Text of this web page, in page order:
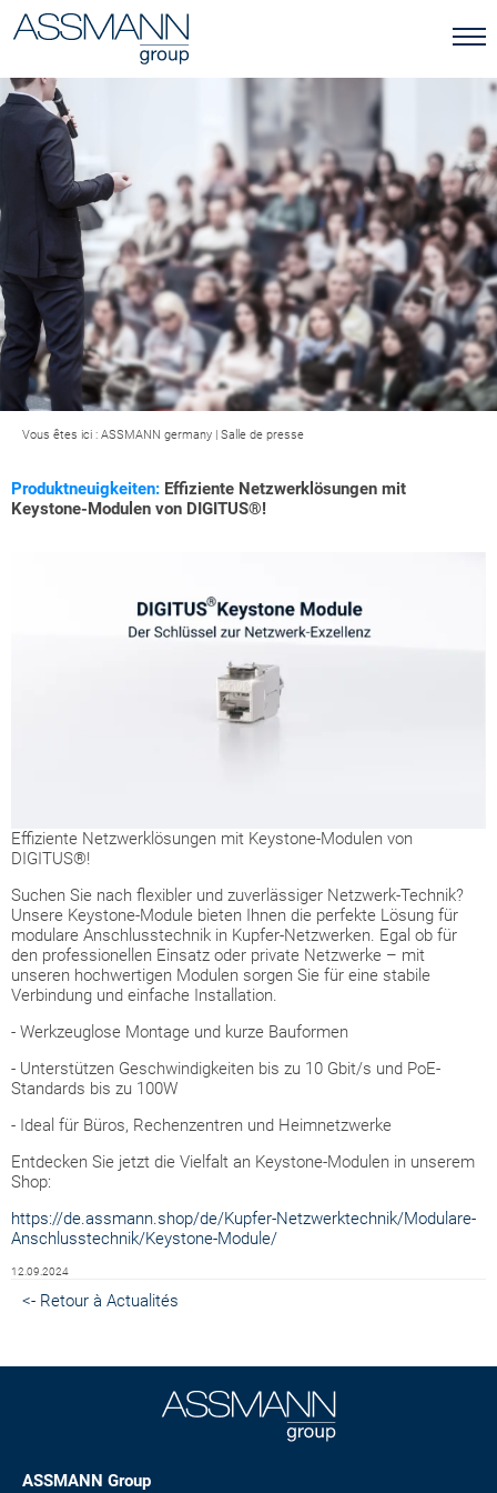
Vous êtes ici : ASSMANN germany | Salle de presse
Produktneuigkeiten: Effiziente Netzwerklösungen mit
Keystone-Modulen von DIGITUS®!
Effiziente Netzwerklösungen mit Keystone-Modulen von
DIGITUS®!
Suchen Sie nach flexibler und zuverlässiger Netzwerk-Technik?
Unsere Keystone-Module bieten Ihnen die perfekte Lösung für
modulare Anschlusstechnik in Kupfer-Netzwerken. Egal ob für
den professionellen Einsatz oder private Netzwerke – mit
unseren hochwertigen Modulen sorgen Sie für eine stabile
Verbindung und einfache Installation.
- Werkzeuglose Montage und kurze Bauformen
- Unterstützen Geschwindigkeiten bis zu 10 Gbit/s und PoE-
Standards bis zu 100W
- Ideal für Büros, Rechenzentren und Heimnetzwerke
Entdecken Sie jetzt die Vielfalt an Keystone-Modulen in unserem
Shop:
https://de.assmann.shop/de/Kupfer-Netzwerktechnik/Modulare-
Anschlusstechnik/Keystone-Module/
12.09.2024
<- Retour à Actualités
ASSMANN Group